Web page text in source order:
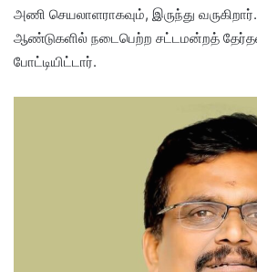
அணி செயலாளராகவும், இருந்து
ஆண்டுகளில் நடைபெற்ற சட்டமன்றத்
போட்டியிட்டார்.